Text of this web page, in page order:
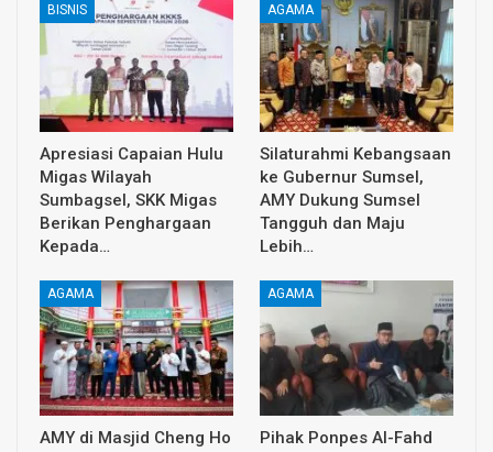
BISNIS
Apresiasi Capaian Hulu
Migas Wilayah
Sumbagsel, SKK Migas
Berikan Penghargaan
Kepada…
AGAMA
Silaturahmi Kebangsaan
ke Gubernur Sumsel,
AMY Dukung Sumsel
Tangguh dan Maju
Lebih…
AGAMA
AMY di Masjid Cheng Ho
AGAMA
Pihak Ponpes Al-Fahd